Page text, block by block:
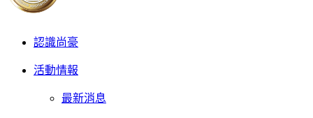
認識尚豪
活動情報
最新消息